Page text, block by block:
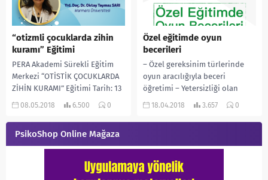
“otizmli çocuklarda zihin
kuramı” Eğitimi
PERA Akademi Sürekli Eğitim
Merkezi “OTİSTİK ÇOCUKLARDA
ZİHİN KURAMI” Eğitimi Tarih: 13
Mayıs 2018 Ücret: 175 TL’dir. Ön
08.05.2018 6.500 0
Özel eğitimde oyun
becerileri
– Özel gereksinim türlerinde
oyun aracılığıyla beceri
öğretimi – Yetersizliği olan
bireylere oyun becerilerinin
materyallerinin özel
18.04.2018 3.657 0
PsikoShop Online Mağaza